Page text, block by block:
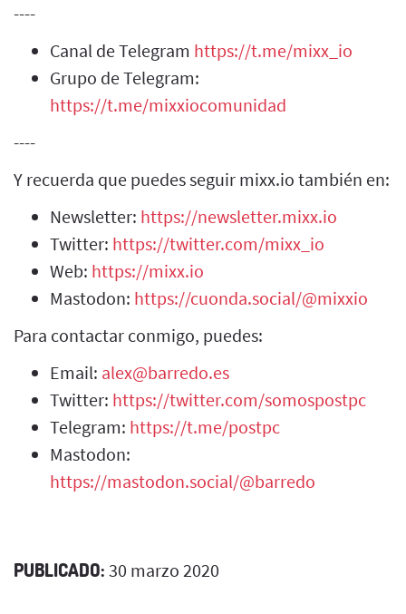
----
Canal de Telegram https://t.me/mixx_io
Grupo de Telegram:
https://t.me/mixxiocomunidad
----
Y recuerda que puedes seguir mixx.io también en:
Newsletter: https://newsletter.mixx.io
Twitter: https://twitter.com/mixx_io
Web: https://mixx.io
Mastodon: https://cuonda.social/@mixxio
Para contactar conmigo, puedes:
Email: alex@barredo.es
Twitter: https://twitter.com/somospostpc
Telegram: https://t.me/postpc
Mastodon:
https://mastodon.social/@barredo
PUBLICADO: 30 marzo 2020